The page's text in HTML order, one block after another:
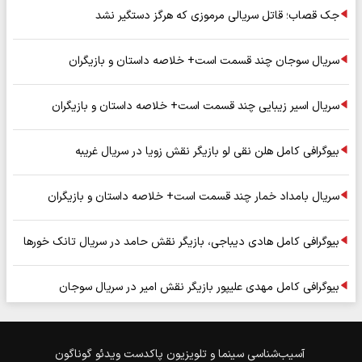
جک قصاب؛ قاتل سریالی مرموزی که هرگز دستگیر نشد
سریال سوجان چند قسمت است+ خلاصه داستان و بازیگران
سریال اسیر زیبایی چند قسمت است+ خلاصه داستان و بازیگران
بیوگرافی کامل هلن نقی لو بازیگر نقش زویا در سریال غریبه
سریال بامداد خمار چند قسمت است+ خلاصه داستان و بازیگران
بیوگرافی کامل هادی دیباجی، بازیگر نقش حامد در سریال تانک خورها
بیوگرافی کامل مهدی علیپور بازیگر نقش امیر در سریال سوجان
آسیب‌شناسی سینما و تلویزیون پاکدست ویدئو گوناگون